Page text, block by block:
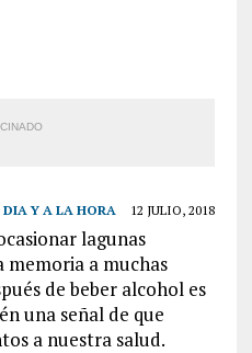
DIA Y A LA HORA 12 JULIO, 2018
lagunas
memoria a muchas
de beber alcohol es
una señal de que
a nuestra salud.